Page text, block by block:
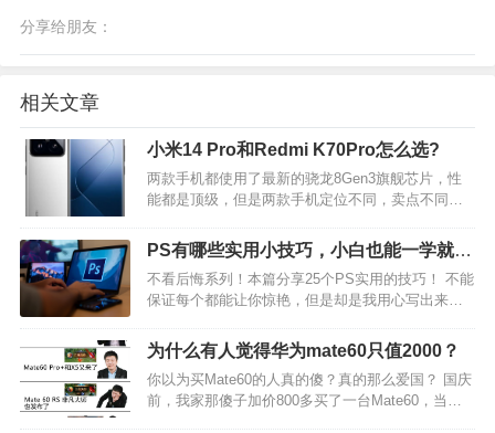
分享给朋友：
相关文章
小米14 Pro和Redmi K70Pro怎么选?
两款手机都使用了最新的骁龙8Gen3旗舰芯片，性
能都是顶级，但是两款手机定位不同，卖点不同，
14Pro定位旗舰中高端手机。具体根据个人需求与预
算来选择： 两款手机的相同、相似点：都使用了骁
龙…
PS有哪些实用小技巧，小白也能一学就
会？
不看后悔系列！本篇分享25个PS实用的技巧！ 不能
保证每个都能让你惊艳，但是却是我用心写出来
200篇PS的技巧，超级合集分享！ 我目前正在带一
个PS/Ai的软件训练营，两个多月搞定两大软件的
学…
为什么有人觉得华为mate60只值2000？
你以为买Mate60的人真的傻？真的那么爱国？ 国庆
前，我家那傻子加价800多买了一台Mate60，当时